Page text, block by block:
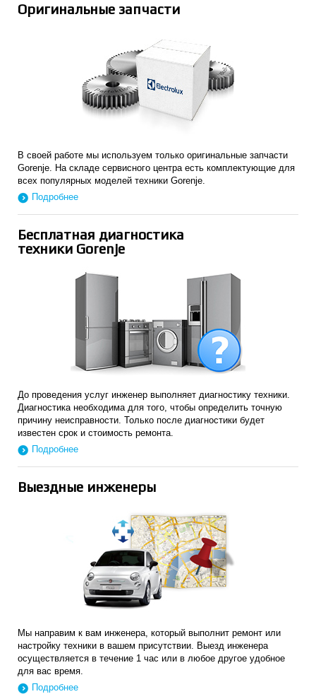
Оригинальные запчасти
В своей работе мы используем только оригинальные запчасти
Gorenje. На складе сервисного центра есть комплектующие для
всех популярных моделей техники Gorenje.
Подробнее
Бесплатная диагностика
техники Gorenje
До проведения услуг инженер выполняет диагностику техники.
Диагностика необходима для того, чтобы определить точную
причину неисправности. Только после диагностики будет
известен срок и стоимость ремонта.
Подробнее
Выездные инженеры
Мы направим к вам инженера, который выполнит ремонт или
настройку техники в вашем присутствии. Выезд инженера
осуществляется в течение 1 час или в любое другое удобное
для вас время.
Подробнее